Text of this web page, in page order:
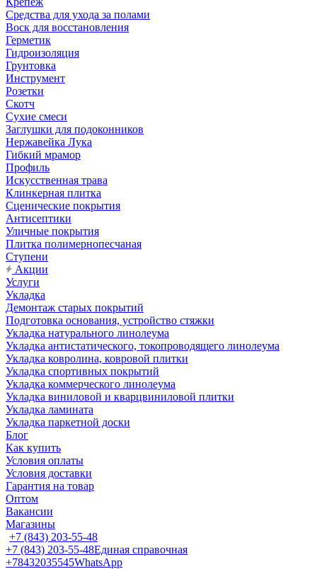
Средства для ухода за полами
Воск для восстановления
Герметик
Гидроизоляция
Грунтовка
Инструмент
Розетки
Скотч
Сухие смеси
Заглушки для подоконников
Нержавейка Лука
Гибкий мрамор
Профиль
Искусственная трава
Клинкерная плитка
Сценические покрытия
Антисептики
Уличные покрытия
Плитка полимернопесчаная
Ступени
Акции
Услуги
Укладка
Демонтаж старых покрытий
Подготовка основания, устройство стяжки
Укладка натурального линолеума
Укладка антистатического, токопроводящего линолеума
Укладка ковролина, ковровой плитки
Укладка спортивных покрытий
Укладка коммерческого линолеума
Укладка виниловой и кварцвиниловой плитки
Укладка ламината
Укладка паркетной доски
Блог
Как купить
Условия оплаты
Условия доставки
Гарантия на товар
Оптом
Вакансии
Магазины
+7 (843) 203-55-48
+7 (843) 203-55-48Единая справочная
+78432035545WhatsApp